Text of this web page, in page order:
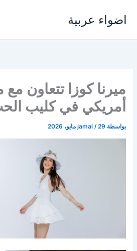
اضواء عربية
ميرنا كوزا تتعاون
أمريكي في كليب
بواسطة jamal /29 مايو، 2026